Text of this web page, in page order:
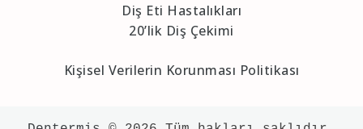
Diş Eti Hastalıkları
20’lik Diş Çekimi
Kişisel Verilerin Korunması Politikası